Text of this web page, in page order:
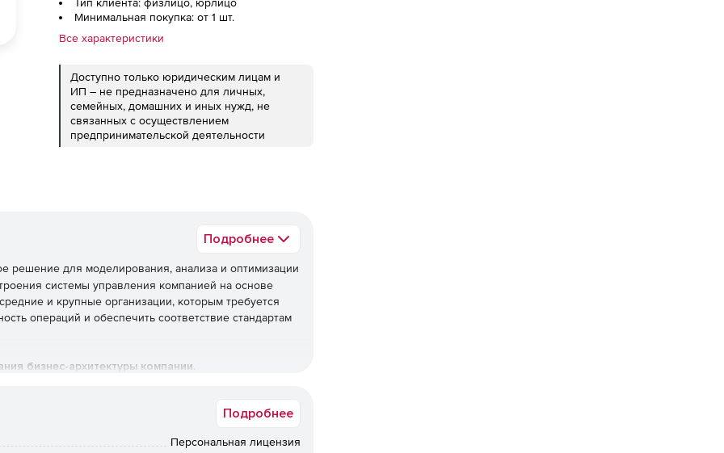
Минимальная покупка: от 1 шт.
Все характеристики
Доступно только юридическим лицам и
ИП – не предназначено для личных,
семейных, домашних и иных нужд, не
связанных с осуществлением
предпринимательской деятельности
Подробнее
решение для моделирования, анализа и оптимизации
системы управления компанией на основе
и крупные организации, которым требуется
операций и обеспечить соответствие стандартам
бизнес-архитектуры компании.
возможности Подробнее
Персональная лицензия